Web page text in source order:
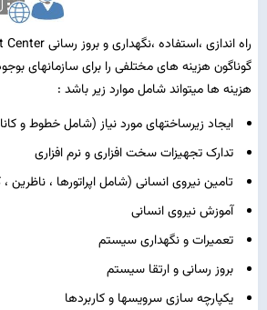
گوناگون هزینه های مختلفی را برای سازمانهای
هزینه ها میتواند شامل موارد زیر باشد :
ایجاد زیرساختهای مورد نیاز (شامل خطوط و
تدارک تجهیزات سخت افزاری و نرم افزاری
تامین نیروی انسانی (شامل اپراتورها ،
آموزش نیروی انسانی
تعمیرات و نگهداری سیستم
بروز رسانی و ارتقا سیستم
یکپارچه سازی سرویسها و کاربردها